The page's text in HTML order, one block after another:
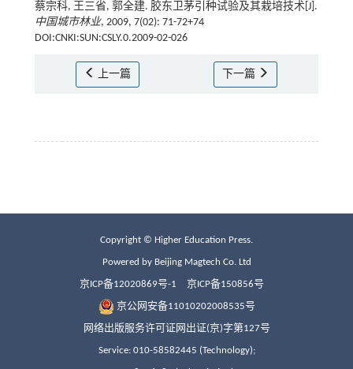
蔡宗科, 王三省, 郭全建. 胶东卫茅引种试验及其栽培技术[J].
中国城市林业, 2009, 7(02): 71-72+74
DOI:CNKI:SUN:CSLY.0.2009-02-026
上一篇 下一篇
Copyright © Higher Education Press.
Powered by Beijing Magtech Co. Ltd
京ICP备12020869号-1 京ICP备150856号
京公网安备11010202008535号
网络出版服务许可证网出证(京)字第127号
Service: 010-58582445 (Technology);